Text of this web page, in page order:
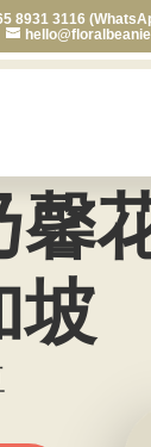
8931 3116
馨
坡